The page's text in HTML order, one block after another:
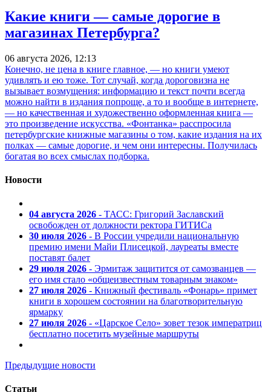
Какие книги — самые дорогие в
магазинах Петербурга?
06 августа 2026, 12:13
Конечно, не цена в книге главное, — но книги умеют
удивлять и ею тоже. Тот случай, когда дороговизна не
вызывает возмущения: информацию и текст почти всегда
можно найти в издания попроще, а то и вообще в интернете,
— но качественная и художественно оформленная книга —
это произведение искусства. «Фонтанка» расспросила
петербургские книжные магазины о том, какие издания на их
полках — самые дорогие, и чем они интересны. Получилась
богатая во всех смыслах подборка.
Новости
04 августа 2026 - ТАСС: Григорий Заславский
освобожден от должности ректора ГИТИСа
30 июля 2026 - В России учредили национальную
премию имени Майи Плисецкой, лауреаты вместе
поставят балет
29 июля 2026 - Эрмитаж защитится от самозванцев —
его имя стало «общеизвестным товарным знаком»
27 июля 2026 - Книжный фестиваль «Фонарь» примет
книги в хорошем состоянии на благотворительную
ярмарку
27 июля 2026 - «Царское Село» зовет тезок императриц
бесплатно посетить музейные маршруты
Предыдущие новости
Статьи